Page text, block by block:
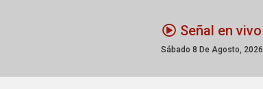
Señal en vivo
Sábado 8 De Agosto, 2026